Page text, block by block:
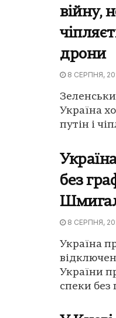
війну,
дрони
8 СЕРПНЯ,
Україна
путін і
без
8 СЕРПНЯ,
Україна
України
спеки без